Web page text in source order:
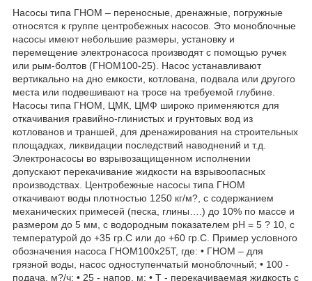
Насосы типа ГНОМ – переносные, дренажные, погружные
относятся к группе центробежных насосов. Это моноблочные
насосы имеют небольшие размеры, установку и
перемещение электронасоса производят с помощью ручек
или рым-болтов (ГНОМ100-25). Насос устанавливают
вертикально на дно емкости, котлована, подвала или другого
места или подвешивают на тросе на требуемой глубине.
Насосы типа ГНОМ, ЦМК, ЦМФ широко применяются для
откачивания гравийно-глинистых и грунтовых вод из
котлованов и траншей, для дренажирования на строительных
площадках, ликвидации последствий наводнений и т.д.
Электронасосы во взрывозащищенном исполнении
допускают перекачивание жидкости на взрывоопасных
производствах. Центробежные насосы типа ГНОМ
откачивают воды плотностью 1250 кг/м?, с содержанием
механических примесей (песка, глины….) до 10% по массе и
размером до 5 мм, с водородным показателем рН = 5 ? 10, с
температурой до +35 гр.С или до +60 гр.С. Пример условного
обозначения насоса ГНОМ100х25Т, где: • ГНОМ – для
грязной воды, насос одноступенчатый моноблочный; • 100 -
подача, м?/ч; • 25 - напор, м; • Т - перекачиваемая жидкость с